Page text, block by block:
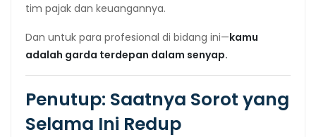
tim pajak dan keuangannya.
Dan untuk para profesional di bidang ini—kamu
adalah garda terdepan dalam senyap.
Penutup: Saatnya Sorot yang
Selama Ini Redup